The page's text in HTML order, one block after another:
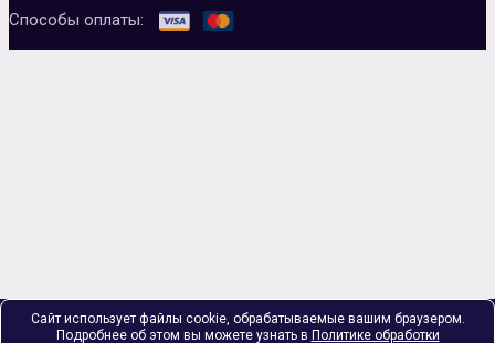
Способы оплаты:
Сайт использует файлы cookie, обрабатываемые вашим браузером.
Подробнее об этом вы можете узнать в Политике обработки